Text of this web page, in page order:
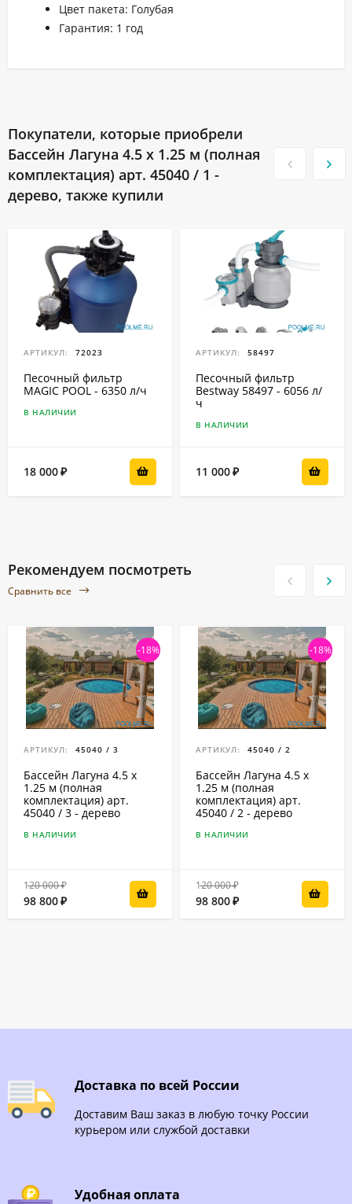
Цвет пакета: Голубая
Гарантия: 1 год
Покупатели, которые приобрели
Бассейн Лагуна 4.5 х 1.25 м (полная
комплектация) арт. 45040 / 1 -
дерево, также купили
АРТИКУЛ: 72023
Песочный фильтр
MAGIC POOL - 6350 л/ч
В НАЛИЧИИ
18 000₽
АРТИКУЛ: 58497
Песочный фильтр
Bestway 58497 - 6056 л/
ч
В НАЛИЧИИ
11 000₽
Рекомендуем посмотреть
Сравнить все
-18%
АРТИКУЛ: 45040 / 3
Бассейн Лагуна 4.5 х
1.25 м (полная
комплектация) арт.
45040 / 3 - дерево
В НАЛИЧИИ
120 000 ₽
98 800₽
-18%
АРТИКУЛ: 45040 / 2
Бассейн Лагуна 4.5 х
1.25 м (полная
комплектация) арт.
45040 / 2 - дерево
В НАЛИЧИИ
120 000 ₽
98 800₽
Доставка по всей России
Доставим Ваш заказ в любую точку России
курьером или службой доставки
Удобная оплата